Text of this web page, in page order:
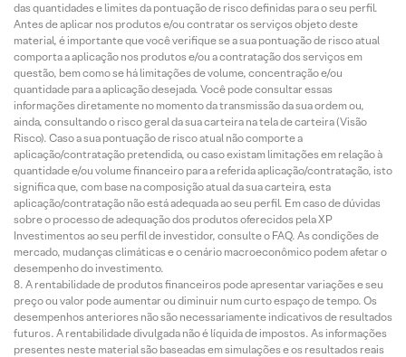
das quantidades e limites da pontuação de risco definidas para o seu perfil.
Antes de aplicar nos produtos e/ou contratar os serviços objeto deste
material, é importante que você verifique se a sua pontuação de risco atual
comporta a aplicação nos produtos e/ou a contratação dos serviços em
questão, bem como se há limitações de volume, concentração e/ou
quantidade para a aplicação desejada. Você pode consultar essas
informações diretamente no momento da transmissão da sua ordem ou,
ainda, consultando o risco geral da sua carteira na tela de carteira (Visão
Risco). Caso a sua pontuação de risco atual não comporte a
aplicação/contratação pretendida, ou caso existam limitações em relação à
quantidade e/ou volume financeiro para a referida aplicação/contratação, isto
significa que, com base na composição atual da sua carteira, esta
aplicação/contratação não está adequada ao seu perfil. Em caso de dúvidas
sobre o processo de adequação dos produtos oferecidos pela XP
Investimentos ao seu perfil de investidor, consulte o FAQ. As condições de
mercado, mudanças climáticas e o cenário macroeconômico podem afetar o
desempenho do investimento.
A rentabilidade de produtos financeiros pode apresentar variações e seu
preço ou valor pode aumentar ou diminuir num curto espaço de tempo. Os
desempenhos anteriores não são necessariamente indicativos de resultados
futuros. A rentabilidade divulgada não é líquida de impostos. As informações
presentes neste material são baseadas em simulações e os resultados reais